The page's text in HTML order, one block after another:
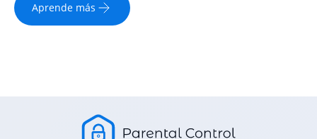
Aprende más